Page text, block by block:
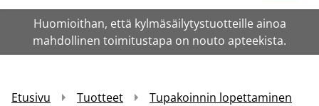
Huomioithan, että kylmäsäilytystuotteille ainoa
mahdollinen toimitustapa on nouto apteekista.
Etusivu Tuotteet
Tupakoinnin lopettaminen